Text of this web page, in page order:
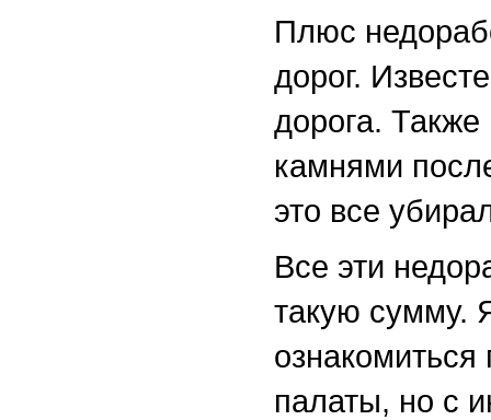
Плюс
дорог.
дорога.
камнями
это все
Все эти
такую сумму.
палаты, но с